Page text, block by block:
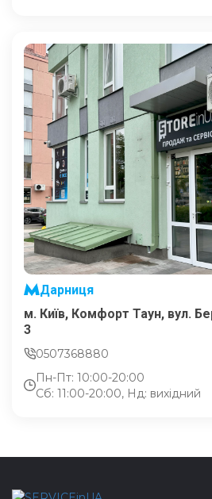
Дарниця
м. Київ, Комфорт Таун, вул.
3
0507368880
Пн-Пт: 10:00-20:00
Сб: 11:00-20:00, Нд: вихідний